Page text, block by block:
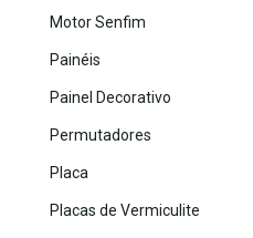
Motor Senfim
Painéis
Painel Decorativo
Permutadores
Placa
Placas de Vermiculite